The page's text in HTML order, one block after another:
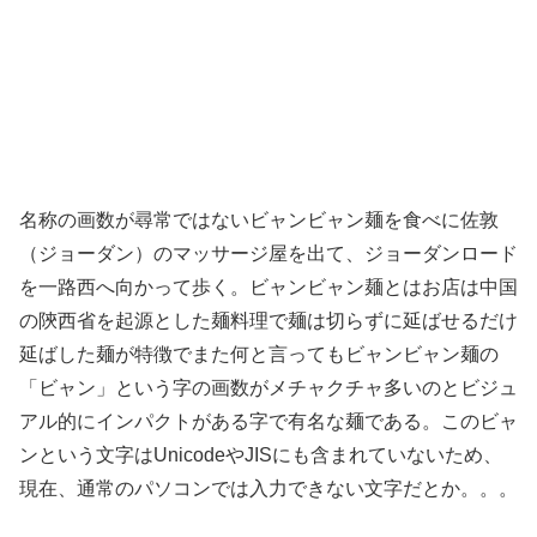
名称の画数が尋常ではないビャンビャン麺を食べに佐敦
（ジョーダン）のマッサージ屋を出て、ジョーダンロード
を一路西へ向かって歩く。ビャンビャン麺とはお店は中国
の陝西省を起源とした麺料理で麺は切らずに延ばせるだけ
延ばした麺が特徴でまた何と言ってもビャンビャン麺の
「ビャン」という字の画数がメチャクチャ多いのとビジュ
アル的にインパクトがある字で有名な麺である。このビャ
ンという文字はUnicodeやJISにも含まれていないため、
現在、通常のパソコンでは入力できない文字だとか。。。